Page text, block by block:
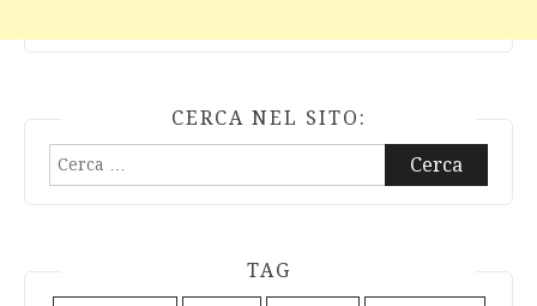
CERCA NEL SITO:
Ricerca
TAG